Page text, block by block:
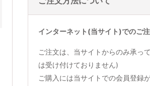
インターネット(当サイト)でのご
ご注文は、当サイトからのみ承っ
は受け付けておりません)
ご購入には当サイトでの会員登録